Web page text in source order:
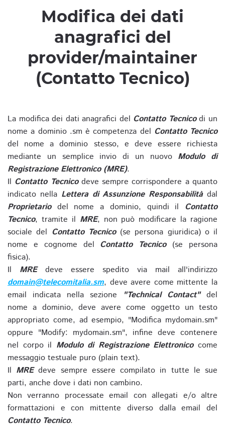
Modifica dei dati
anagrafici del
provider/maintainer
(Contatto Tecnico)
La modifica dei dati anagrafici del Contatto Tecnicodi un
nome a dominio .sm è competenza del Contatto Tecnico
del nome a dominio stesso, e deve essere richiesta
mediante un semplice invio di un nuovo Modulo di
Registrazione Elettronico (MRE).
Il Contatto Tecnicodeve sempre corrispondere a quanto
indicato nella Lettera di Assunzione Responsabilitàdal
Proprietariodel nome a dominio, quindi il Contatto
Tecnico, tramite il MRE, non può modificare la ragione
sociale del Contatto Tecnico(se persona giuridica) o il
nome e cognome del Contatto Tecnico(se persona
fisica).
Il MREdeve essere spedito via mail all'indirizzo
domain@telecomitalia.sm, deve avere come mittente la
email indicata nella sezione
"Technical Contact"del
nome a dominio, deve avere come oggetto un testo
appropriato come, ad esempio, "Modifica mydomain.sm"
oppure "Modify: mydomain.sm", infine deve contenere
nel corpo il Modulo di Registrazione Elettronicocome
messaggio testuale puro (plain text).
Il MREdeve sempre essere compilato in tutte le sue
parti, anche dove i dati non cambino.
Non verranno processate email con allegati e/o altre
formattazioni e con mittente diverso dalla email del
Contatto Tecnico.